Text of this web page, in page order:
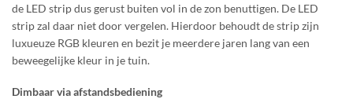
de LED strip dus gerust buiten vol in de zon benuttigen. De LED
strip zal daar niet door vergelen. Hierdoor behoudt de strip zijn
luxueuze RGB kleuren en bezit je meerdere jaren lang van een
beweegelijke kleur in je tuin.
Dimbaar via afstandsbediening